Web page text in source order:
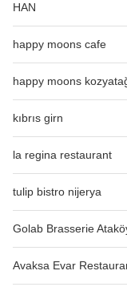
HAN
happy moons cafe
happy moons
kıbrıs girn
la regina restaurant
tulip bistro nijerya
Golab Brasserie
Avaksa Evar